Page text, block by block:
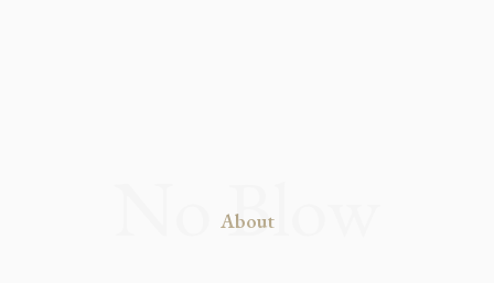
About